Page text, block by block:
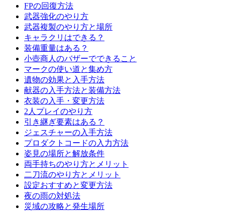
FPの回復方法
武器強化のやり方
武器複製のやり方と場所
キャラクリはできる？
装備重量はある？
小壺商人のバザーでできること
マークの使い道と集め方
遺物の効果と入手方法
献器の入手方法と装備方法
衣装の入手・変更方法
2人プレイのやり方
引き継ぎ要素はある？
ジェスチャーの入手方法
プロダクトコードの入力方法
姿見の場所と解放条件
両手持ちのやり方とメリット
二刀流のやり方とメリット
設定おすすめと変更方法
夜の雨の対処法
災域の攻略と発生場所